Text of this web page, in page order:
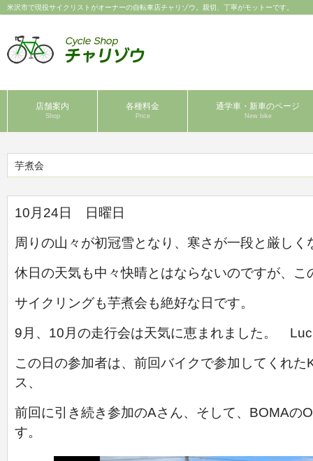
米沢市で現役サイクリストがオーナーの自転車店チャリゾウ。親切、丁寧がモットーです。
店舗案内
Shop
各種料金
Price
通学車・新車のページ
New bike
芋煮会
10月24日 日曜日
周りの山々が初冠雪となり、寒さが一段と厳しく
休日の天気も中々快晴とはならないのですが、こ
サイクリングも芋煮会も絶好な日です。
9月、10月の走行会は天気に恵まれました。
この日の参加者は、前回バイクで参加してくれ
ス、
前回に引き続き参加のAさん、そして、BOMAの
す。